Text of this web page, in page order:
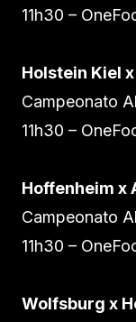
11h30 –
Holstein Kiel
Campeonato
11h30 –
Hoffenheim x
Campeonato
11h30 –
Wolfsburg x